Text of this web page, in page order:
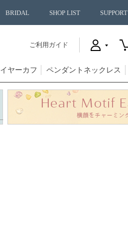
BRIDAL SHOP LIST SUPPORT
ご利用ガイド
イヤーカフ ペンダントネックレス